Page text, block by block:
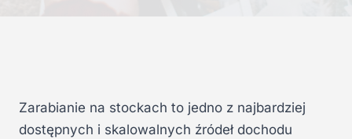
Zarabianie na stockach to jedno z najbardziej
dostępnych i skalowalnych źródeł dochodu